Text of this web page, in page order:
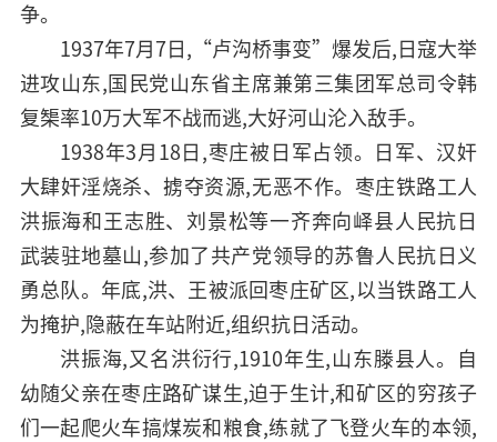
争。
1937年7月7日,“卢沟桥事变”爆发后,日寇大举
进攻山东,国民党山东省主席兼第三集团军总司令韩
复榘率10万大军不战而逃,大好河山沦入敌手。
1938年3月18日,枣庄被日军占领。日军、汉奸
大肆奸淫烧杀、掳夺资源,无恶不作。枣庄铁路工人
洪振海和王志胜、刘景松等一齐奔向峄县人民抗日
武装驻地墓山,参加了共产党领导的苏鲁人民抗日义
勇总队。年底,洪、王被派回枣庄矿区,以当铁路工人
为掩护,隐蔽在车站附近,组织抗日活动。
洪振海,又名洪衍行,1910年生,山东滕县人。自
幼随父亲在枣庄路矿谋生,迫于生计,和矿区的穷孩子
们一起爬火车搞煤炭和粮食,练就了飞登火车的本领,